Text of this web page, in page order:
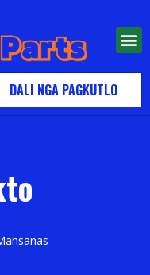
DALI NGA PAGKUTLO